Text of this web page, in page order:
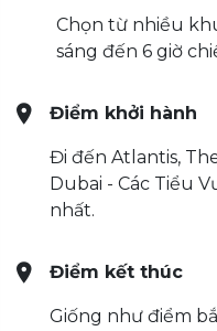
Chọn từ nhiều
sáng đến 6 giờ
Điểm khởi hành
Đi đến Atlantis,
Dubai - Các Tiểu
nhất.
Điểm kết thúc
Giống như điểm